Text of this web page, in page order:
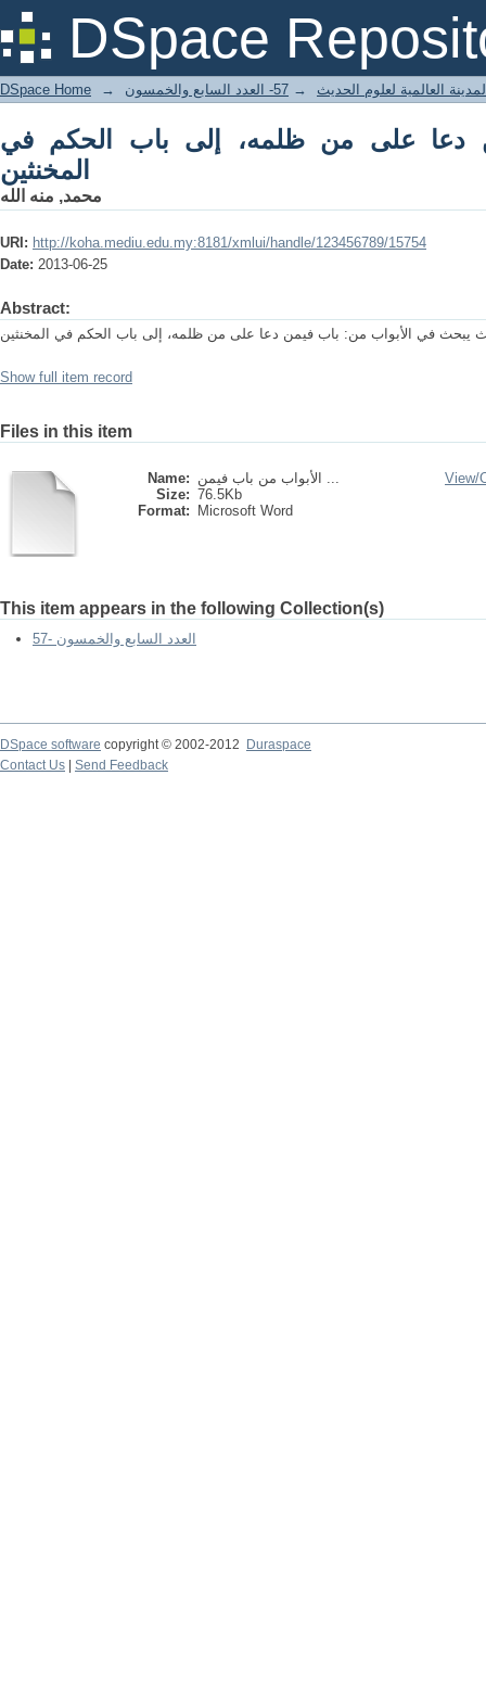
DSpace
على من ظلمه، إلى باب الحكم في المخنثين
DSpace Home → العالمية لعلوم الحديث → 57- العدد السابع والخمسون
دعا على من ظلمه، إلى باب الحكم في
المخنثين
محمد, منه الله
URI: http://koha.mediu.edu.my:8181/xmlui/handle/123456789/15754
Date: 2013-06-25
Abstract:
يبحث في الأبواب من: باب فيمن دعا على من ظلمه، إلى باب الحكم في المخنثين
Show full item record
Files in this item
Name:
الأبواب من باب فيمن ...
Size: 76.5Kb
Format:
Microsoft Word
View/
This item appears in the following Collection(s)
57- العدد السابع والخمسون
DSpace software copyright © 2002-2012
Duraspace
Contact Us
Send Feedback